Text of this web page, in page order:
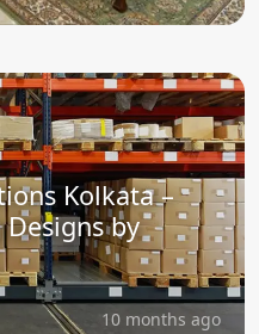
Kolkata –
Designs by
10 months ago